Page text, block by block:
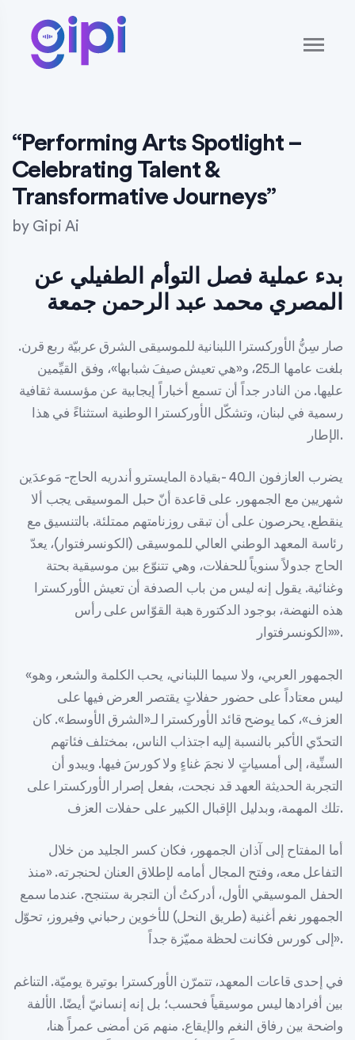
“Performing Arts Spotlight –
Celebrating Talent &
Transformative Journeys”
by Gipi Ai
بدء عملية فصل التوأم الطفيلي عن
المصري محمد عبد الرحمن جمعة
صار سِنُّ الأوركسترا اللبنانية للموسيقى الشرق عربيّة ربع قرن.
بلغت عامها الـ25، و«هي تعيش صيفَ شبابها»، وفق القيِّمين
عليها. من النادر جداً أن تسمع أخباراً إيجابية عن مؤسسة ثقافية
رسمية في لبنان، وتشكّل الأوركسترا الوطنية استثناءً في هذا
الإطار.
يضرب العازفون الـ40 -بقيادة المايسترو أندريه الحاج- مَوعدَين
شهريين مع الجمهور. على قاعدة أنّ حبل الموسيقى يجب ألا
ينقطع. يحرصون على أن تبقى روزنامتهم ممتلئة. بالتنسيق مع
رئاسة المعهد الوطني العالي للموسيقى (الكونسرفتوار)، يعدّ
الحاج جدولاً سنوياً للحفلات، وهي تتنوّع بين موسيقية بحتة
وغنائية. يقول إنه ليس من باب الصدفة أن تعيش الأوركسترا
هذه النهضة، بوجود الدكتورة هبة القوّاس على رأس
«الكونسرفتوار».
«الجمهور العربي، ولا سيما اللبناني، يحب الكلمة والشعر، وهو
ليس معتاداً على حضور حفلاتٍ يقتصر العرض فيها على
العزف»، كما يوضح قائد الأوركسترا لـ«الشرق الأوسط». كان
التحدّي الأكبر بالنسبة إليه اجتذاب الناس، بمختلف فئاتهم
السنِّية، إلى أمسياتٍ لا نجمَ غناءٍ ولا كورسَ فيها. ويبدو أن
التجربة الحديثة العهد قد نجحت، بفعل إصرار الأوركسترا على
تلك المهمة، وبدليل الإقبال الكبير على حفلات العزف.
أما المفتاح إلى آذان الجمهور، فكان كسر الجليد من خلال
التفاعل معه، وفتح المجال أمامه لإطلاق العنان لحنجرته. «منذ
الحفل الموسيقي الأول، أدركتُ أن التجربة ستنجح. عندما سمع
الجمهور نغم أغنية (طريق النحل) للأخوين رحباني وفيروز، تحوّل
إلى كورس فكانت لحظة مميّزة جداً».
في إحدى قاعات المعهد، تتمرّن الأوركسترا بوتيرة يوميّة. التناغم
بين أفرادها ليس موسيقياً فحسب؛ بل إنه إنسانيّ أيضًا. الألفة
واضحة بين رفاق النغم والإيقاع. منهم مَن أمضى عمراً هنا،